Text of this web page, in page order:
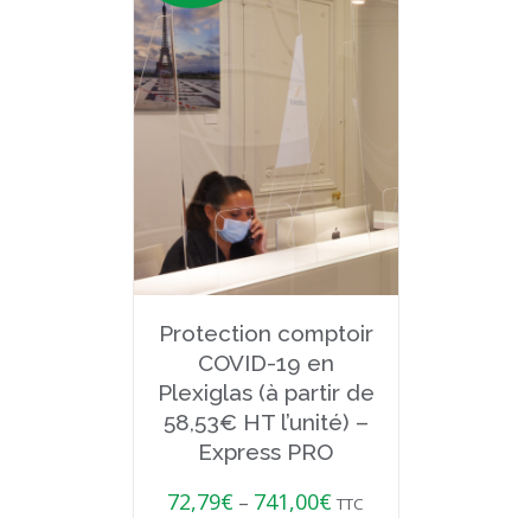
Protection comptoir
COVID-19 en
Plexiglas (à partir de
58,53€ HT l’unité) –
Express PRO
72,79€ – 741,00€ TTC